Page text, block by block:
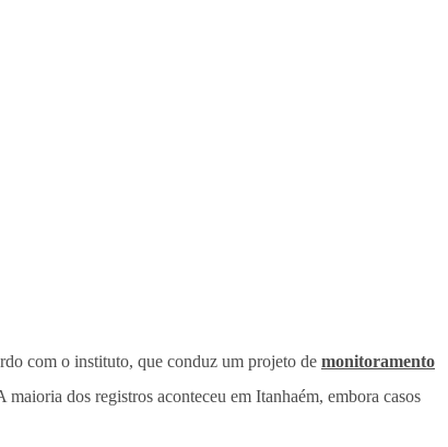
com o instituto, que conduz um projeto de monitoramento
dos registros aconteceu em Itanhaém, embora casos